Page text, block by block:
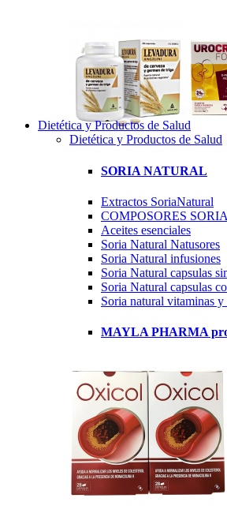
Dietética y Productos de Salud
Dietética y Productos de Salud
SORIA NATURAL
Extractos SoriaNatural
COMPOSORES
Aceites esenciales
Soria Natural Natusores
Soria Natural infusiones
Soria Natural capsulas
Soria Natural capsulas
Soria natural vitaminas y
MAYLA PHARMA